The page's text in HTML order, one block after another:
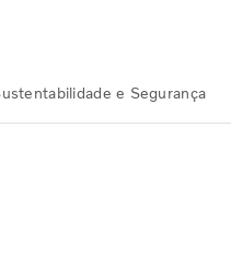
e Segurança